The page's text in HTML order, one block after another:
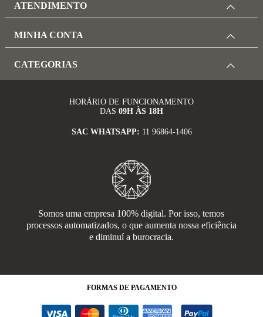
ATENDIMENTO
MINHA CONTA
CATEGORIAS
HORÁRIO DE FUNCIONAMENTO
DAS 09H ÀS 18H
SAC WHATSAPP: 11 96864-1406
Somos uma empresa 100% digital. Por isso, temos
processos automatizados, o que aumenta nossa eficiência
e diminuí a burocracia.
FORMAS DE PAGAMENTO